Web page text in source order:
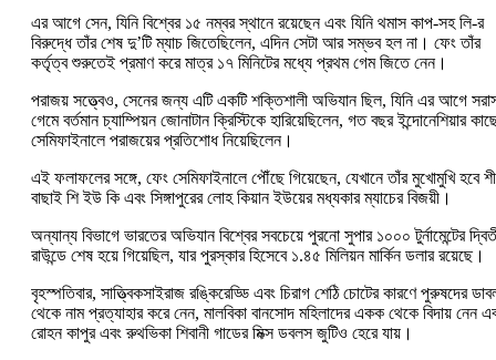
এর আগে সেন, যিনি বিশ্বের ১৫ নম্বর স্থানে রয়েছেন এবং যিনি থমাস কাপ-সহ লি-র
বিরুদ্ধে তাঁর শেষ দু’টি ম্যাচ জিতেছিলেন, এদিন সেটা আর সম্ভব হল না। ফেং তাঁর
কর্তৃত্ব শুরুতেই প্রমাণ করে মাত্র ১৭ মিনিটের মধ্যে প্রথম গেম জিতে নেন।
পরাজয় সত্ত্বেও, সেনের জন্য এটি একটি শক্তিশালী অভিযান ছিল, যিনি এর আগে
গেমে বর্তমান চ্যাম্পিয়ন জোনাটান ক্রিস্টিকে হারিয়েছিলেন, গত বছর ইন্দোনেশিয়ার
সেমিফাইনালে পরাজয়ের প্রতিশোধ নিয়েছিলেন।
এই ফলাফলের সঙ্গে, ফেং সেমিফাইনালে পৌঁছে গিয়েছেন, যেখানে তাঁর মুখোমুখি হবে
বাছাই শি ইউ কি এবং সিঙ্গাপুরের লোহ কিয়ান ইউয়ের মধ্যকার ম্যাচের বিজয়ী।
অন্যান্য বিভাগে ভারতের অভিযান বিশ্বের সবচেয়ে পুরনো সুপার ১০০০ টুর্নামেন্টের
রাউন্ডে শেষ হয়ে গিয়েছিল, যার পুরস্কার হিসেবে ১.৪৫ মিলিয়ন মার্কিন ডলার রয়েছে।
বৃহস্পতিবার, সাত্ত্বিকসাইরাজ রঙ্কিরেড্ডি এবং চিরাগ শেঠি চোটের কারণে পুরুষদের
থেকে নাম প্রত্যাহার করে নেন, মালবিকা বানসোদ মহিলাদের একক থেকে বিদায় নেন
রোহন কাপুর এবং রুথভিকা শিবানী গাডের মিক্স ডবলস জুটিও হেরে যায়।